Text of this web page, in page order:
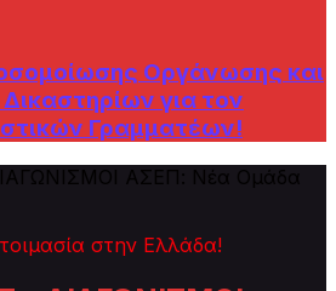
Οργάνωσης και
για τον
Γραμματέων!
στην Ελλάδα!